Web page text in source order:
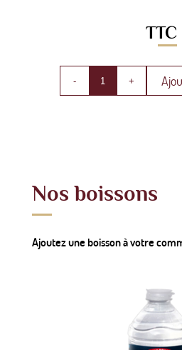
- +
TTC
Nos boissons
Ajoutez une boisson à votre